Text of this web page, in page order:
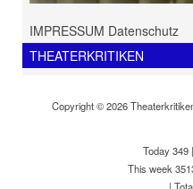
IMPRESSUM Datenschutz
THEATERKRITIKEN
Copyright © 2026
Today 349 |
This week